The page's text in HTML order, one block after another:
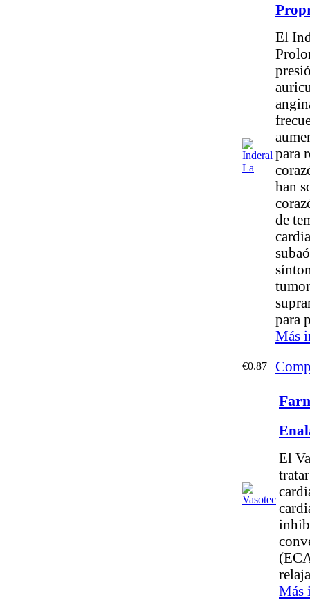
El
para
han
de
para
Más
€0.87
El
Más